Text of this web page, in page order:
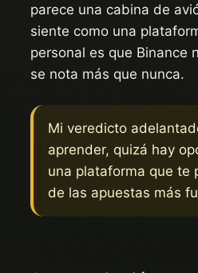
parece una cabina de
siente como una
personal es que Binance
se nota más que nunca.
Mi veredicto
aprender, quizá hay
una plataforma que te
de las apuestas más